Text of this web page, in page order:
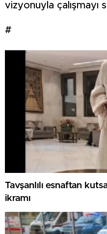
vizyonuyla çalışmayı
#
Tavşanlılı esnaftan
ikramı